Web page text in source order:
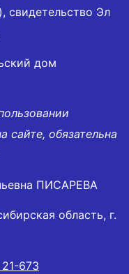
свидетельство Эл
дом
сайте, обязательна
ПИСАРЕВА
область, г.
673